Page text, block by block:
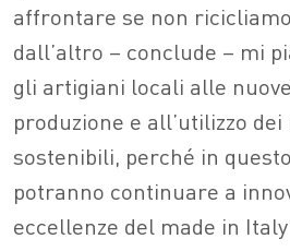
affrontare se non
dall’altro – conclude – mi
gli artigiani locali alle
produzione e all’utilizzo
sostenibili, perché in
potranno continuare a
eccellenze del made in